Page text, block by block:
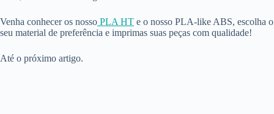
Venha conhecer os nosso PLA HT e o nosso PLA-like ABS, escolha o
seu material de preferência e imprimas suas peças com qualidade!
Até o próximo artigo.